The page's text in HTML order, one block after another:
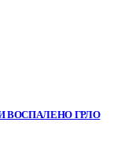
ВОСПАЛЕНО ГРЛО